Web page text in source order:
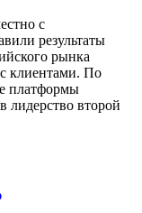
с
результаты
рынка
клиентами. По
платформы
лидерство второй